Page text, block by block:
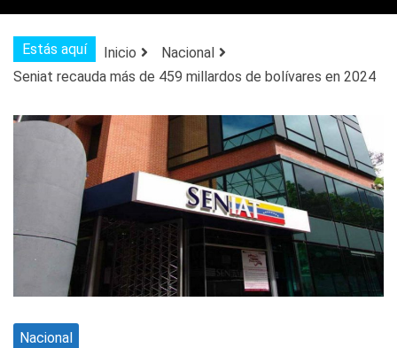
Estás aquí Inicio
Nacional
Seniat recauda más de 459 millardos de bolívares en 2024
Nacional